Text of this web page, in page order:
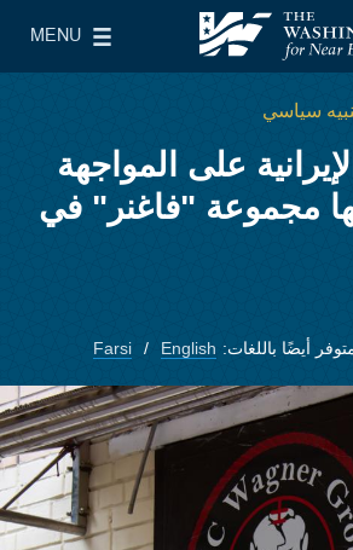
الشرق الأدنى
MENU
Main Menu
سياسي
على المواجهة
مجموعة "فاغنر" في
أيضًا باللغات: English
Farsi